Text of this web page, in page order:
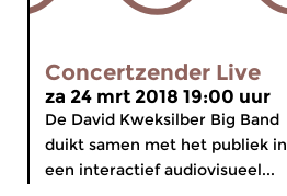
Concertzender Live
za 24 mrt 2018 19:00 uur
De David Kweksilber Big Band
duikt samen met het publiek in
een interactief audiovisueel...